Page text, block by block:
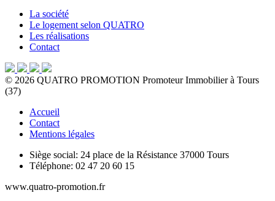
La société
Le logement selon QUATRO
Les réalisations
Contact
© 2026 QUATRO PROMOTION Promoteur Immobilier à Tours
(37)
Accueil
Contact
Mentions légales
Siège social: 24 place de la Résistance 37000 Tours
Téléphone: 02 47 20 60 15
www.quatro-promotion.fr